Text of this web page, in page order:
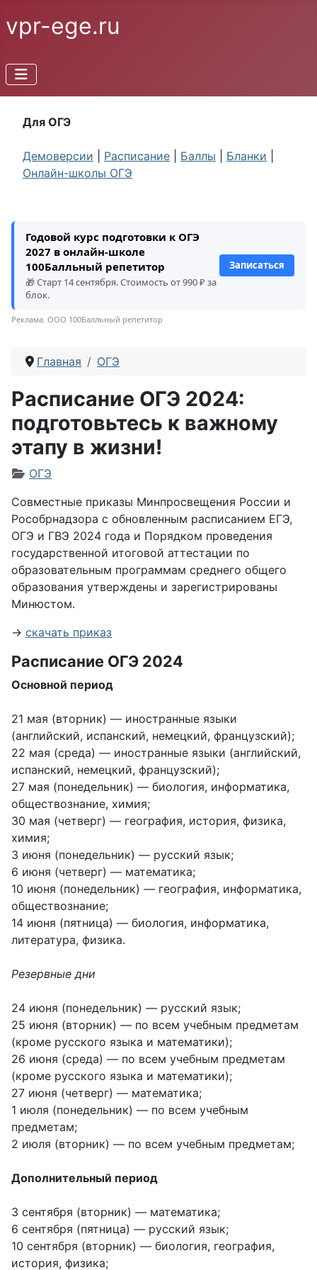
vpr-ege.ru
Для ОГЭ
Демоверсии Расписание Баллы Бланки
Онлайн-школы ОГЭ
Годовой курс подготовки к ОГЭ
2027 в онлайн-школе
100Балльный репетитор
🎁 Старт 14 сентября. Стоимость от 990 ₽ за
блок.
Записаться
Реклама. ООО 100Балльный репетитор
Главная ОГЭ
Расписание ОГЭ 2024:
подготовьтесь к важному
этапу в жизни!
Информация о материале
ОГЭ
Совместные приказы Минпросвещения России и
Рособрнадзора с обновленным расписанием ЕГЭ,
ОГЭ и ГВЭ 2024 года и Порядком проведения
государственной итоговой аттестации по
образовательным программам среднего общего
образования утверждены и зарегистрированы
Минюстом.
→ скачать приказ
Расписание ОГЭ 2024
Основной период
21 мая (вторник) — иностранные языки
(английский, испанский, немецкий, французский);
22 мая (среда) — иностранные языки (английский,
испанский, немецкий, французский);
27 мая (понедельник) — биология, информатика,
обществознание, химия;
30 мая (четверг) — география, история, физика,
химия;
3 июня (понедельник) — русский язык;
6 июня (четверг) — математика;
10 июня (понедельник) — география, информатика,
обществознание;
14 июня (пятница) — биология, информатика,
литература, физика.
Резервные дни
24 июня (понедельник) — русский язык;
25 июня (вторник) — по всем учебным предметам
(кроме русского языка и математики);
26 июня (среда) — по всем учебным предметам
(кроме русского языка и математики);
27 июня (четверг) — математика;
1 июля (понедельник) — по всем учебным
предметам;
2 июля (вторник) — по всем учебным предметам;
Дополнительный период
3 сентября (вторник) — математика;
6 сентября (пятница) — русский язык;
10 сентября (вторник) — биология, география,
история, физика;